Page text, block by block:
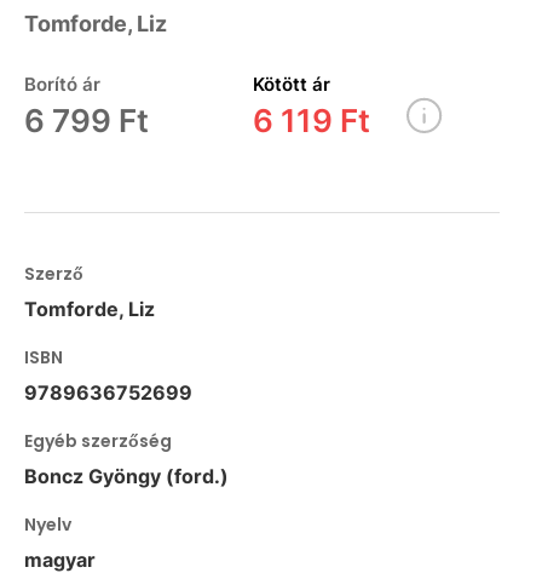
Tomforde, Liz
Borító ár
6 799 Ft
Kötött ár
6 119 Ft
Szerző
Tomforde, Liz
ISBN
9789636752699
Egyéb szerzőség
Boncz Gyöngy (ford.)
Nyelv
magyar